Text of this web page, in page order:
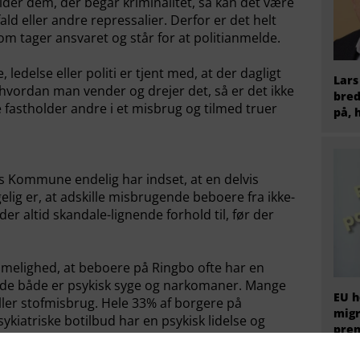
eller andre repressalier. Derfor er det helt
tager ansvaret og står for at politianmelde.
ledelse eller politi er tjent med, at der dagligt
man vender og drejer det, så er det ikke
andre i et misbrug og tilmed truer
endelig har indset, at en delvis
er, at adskille misbrugende beboere fra ikke-
altid skandale-lignende forhold til, før der
at beboere på Ringbo ofte har en
både er psykisk syge og narkomaner. Mange
stofmisbrug. Hele 33% af borgere på
botilbud har en psykisk lidelse og
bor desuden psykisk syge borgere, som har
på,
EU